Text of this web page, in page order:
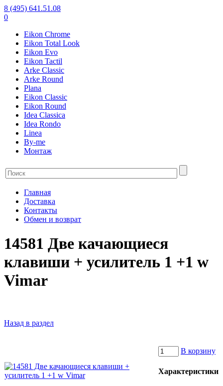
8 (495) 641.51.08
0
Eikon Chrome
Eikon Total Look
Eikon Evo
Eikon Tactil
Arke Classic
Arke Round
Plana
Eikon Classic
Eikon Round
Idea Classica
Idea Rondo
Linea
By-me
Монтаж
Главная
Доставка
Контакты
Обмен и возврат
14581 Две качающиеся
клавиши + усилитель 1 +1 w
Vimar
Назад в раздел
В корзину
Характеристики